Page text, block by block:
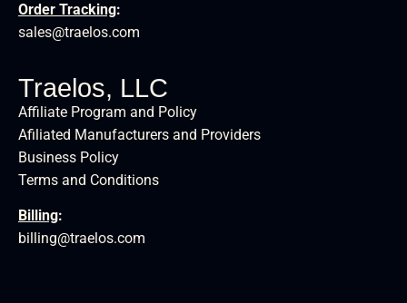
Order Tracking:
sales@traelos.com
Traelos, LLC
Affiliate Program and Policy
Afiliated Manufacturers and Providers
Business Policy
Terms and Conditions
Billing:
billing@traelos.com